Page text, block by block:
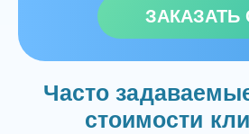
ЗАКАЗАТЬ
Часто
стоимости